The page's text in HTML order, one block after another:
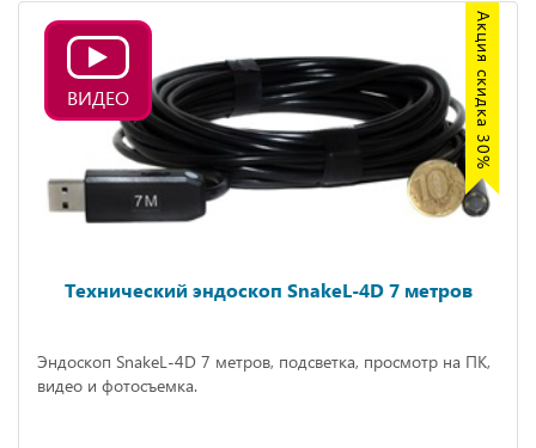
Акция скидка 30%
ВИДЕО
Технический эндоскоп SnakeL-4D 7 метров
Эндоскоп SnakeL-4D 7 метров, подсветка, просмотр на ПК,
видео и фотосъемка.